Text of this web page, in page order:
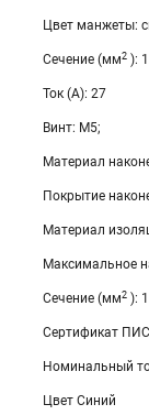
Цвет манжеты:
Сечение (мм2 ):
Ток (А): 27
Винт: М5;
Материал
Покрытие
Материал
Максимальное
Сечение (мм2 ):
Сертификат
Номинальный
Цвет Синий